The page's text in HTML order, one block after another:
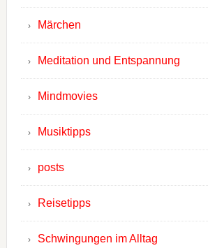
Märchen
Meditation und Entspannung
Mindmovies
Musiktipps
posts
Reisetipps
Schwingungen im Alltag